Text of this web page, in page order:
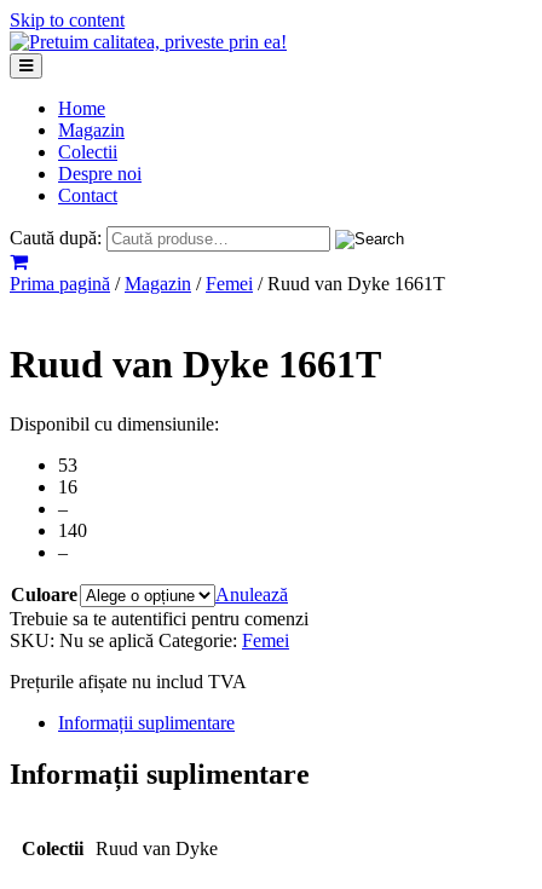
Skip to content
Home
Magazin
Colectii
Despre noi
Contact
Caută după:
Prima pagină /Magazin /Femei / Ruud van Dyke 1661T
Ruud van Dyke 1661T
Disponibil cu dimensiunile:
53
16
–
140
–
Culoare
Anulează
Trebuie sa te autentifici pentru comenzi
SKU: Nu se aplică Categorie: Femei
Prețurile afișate nu includ TVA
Informații suplimentare
Informații suplimentare
Colectii Ruud van Dyke